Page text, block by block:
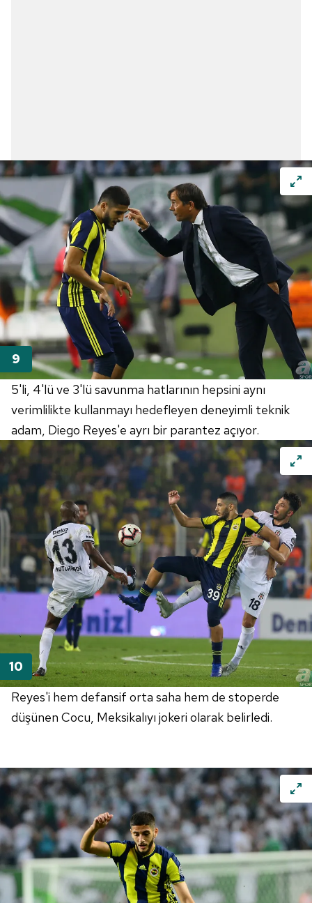
5'li, 4'lü ve 3'lü savunma hatlarının hepsini aynı
verimlilikte kullanmayı hedefleyen deneyimli teknik
adam, Diego Reyes'e ayrı bir parantez açıyor.
Reyes'i hem defansif orta saha hem de stoperde
düşünen Cocu, Meksikalıyı jokeri olarak belirledi.